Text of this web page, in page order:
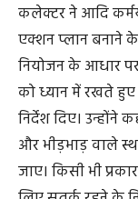
कलेक्टर ने आदि
एक्शन प्लान बनाने के
नियोजन के आधार
को ध्यान में रखते
निर्देश दिए। उन्होंने
और भीड़भाड़ वाले
जाए। किसी भी